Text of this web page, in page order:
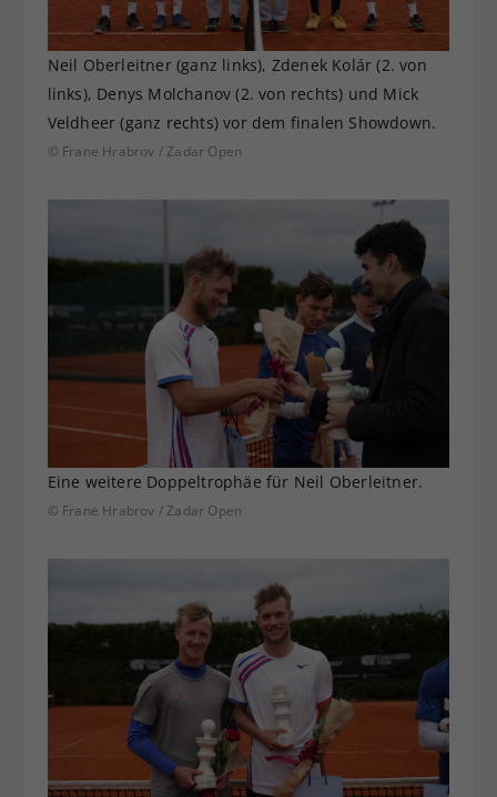
Neil Oberleitner (ganz links), Zdenek Kolár (2. von
links), Denys Molchanov (2. von rechts) und Mick
Veldheer (ganz rechts) vor dem finalen Showdown.
© Frane Hrabrov / Zadar Open
Eine weitere Doppeltrophäe für Neil Oberleitner.
© Frane Hrabrov / Zadar Open